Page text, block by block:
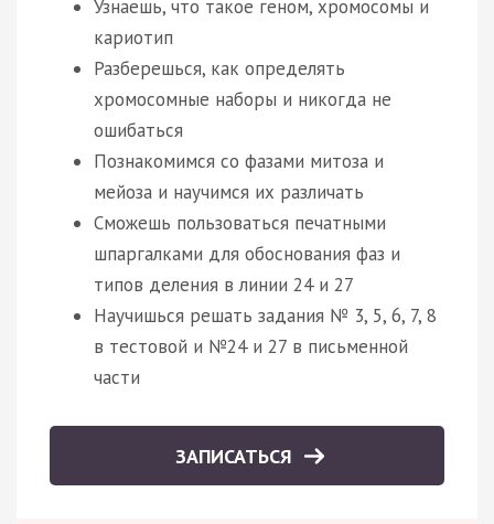
Узнаешь, что такое геном, хромосомы и
кариотип
Разберешься, как определять
хромосомные наборы и никогда не
ошибаться
Познакомимся со фазами митоза и
мейоза и научимся их различать
Сможешь пользоваться печатными
шпаргалками для обоснования фаз и
типов деления в линии 24 и 27
Научишься решать задания № 3, 5, 6, 7, 8
в тестовой и №24 и 27 в письменной
части
ЗАПИСАТЬСЯ